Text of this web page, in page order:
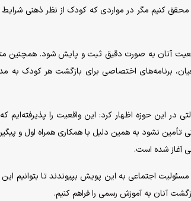
محقق کنیم مگر در مواردی که کودک از نظر ذهنی
آنان به صورت دقیق ثبت و پایش شود. همچنین
برنامه‌های اختصاصی برای بازگشت هر کودک به
این حوزه اظهار کرد: این واقعیت را پذیرفته‌ایم که
تأمین نشود به همین دلیل با همکاری همراه اول و
آغاز شده است.
اجتماعی به این پویش بپیوندند تا بتوانیم
آنان به آموزش رسمی را فراهم کنیم.